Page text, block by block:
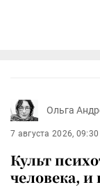
Ольга
7 августа 2026, 09:30
Культ
человека, и